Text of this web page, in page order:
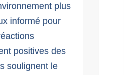
plus
informé pour
positives des
soulignent le